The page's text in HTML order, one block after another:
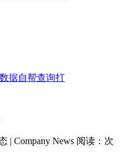
据自帮查询打
| Company News 阅读： 次